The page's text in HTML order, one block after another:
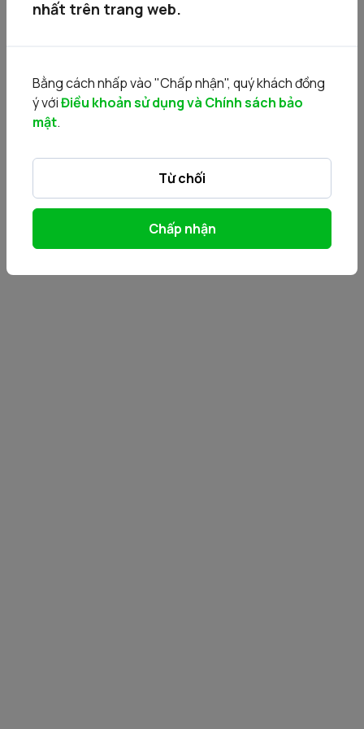
nhất trên trang web.
Bằng cách nhấp vào "Chấp nhận", quý khách đồng
ý vớiĐiều khoản sử dụng và Chính sách bảo
mật.
Từ chối
Chấp nhận